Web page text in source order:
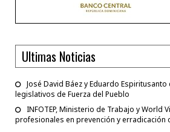
Ultimas Noticias
José David Báez y Eduardo
legislativos de Fuerza del Pueblo
INFOTEP, Ministerio de Trabajo y World
profesionales en prevención y erradicación